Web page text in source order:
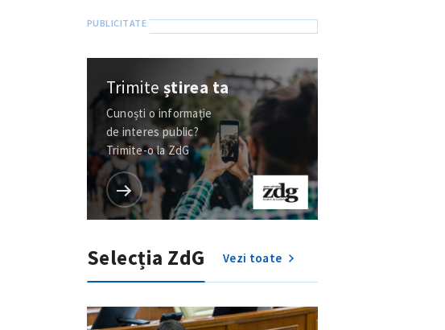
Trimiteștirea ta
Cunoști o informație
de interes public?
Trimite-o la ZdG
Selecția ZdG Vezi toate
+ Numele meu